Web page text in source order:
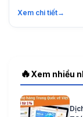
Xem chi tiết→
🔥Xem nhiều